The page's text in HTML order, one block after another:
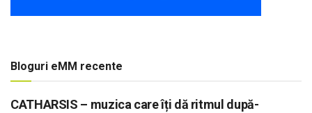
Bloguri eMM recente
CATHARSIS – muzica care îți dă ritmul după-